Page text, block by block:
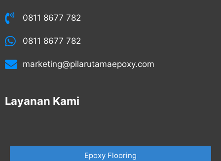
0811 8677 782
0811 8677 782
marketing@pilarutamaepoxy.com
Layanan Kami
Epoxy Flooring